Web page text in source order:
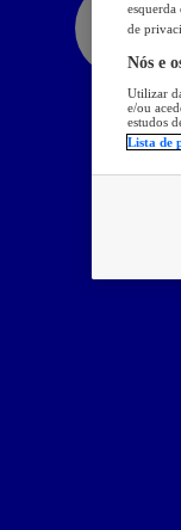
esquerda
de
Nós e
Utilizar
e/ou
estudos
Lista de